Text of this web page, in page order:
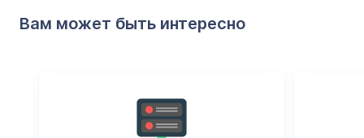
Вам может быть интересно